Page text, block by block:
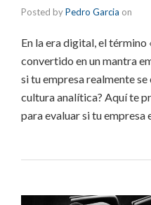
Posted byPedro Garcia on
En la era digital, el término
convertido en un mantra
si tu empresa realmente
cultura analítica? Aquí te
para evaluar si tu empresa